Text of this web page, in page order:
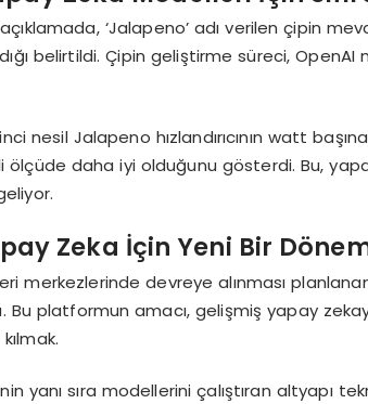
açıklamada, ‘Jalapeno’ adı verilen çipin
belirtildi. Çipin geliştirme süreci,
nesil Jalapeno hızlandırıcının watt
daha iyi olduğunu gösterdi. Bu,
Zeka İçin Yeni Bir
merkezlerinde devreye alınması
Bu platformun amacı, gelişmiş yapay
yanı sıra modellerini çalıştıran altyapı